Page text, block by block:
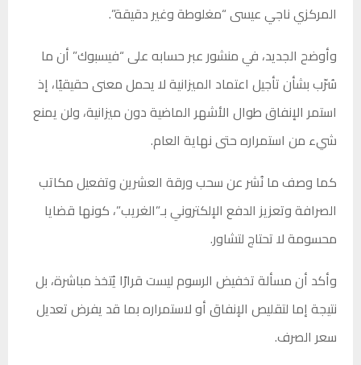
المركزي ناجي عيسى “مغلوطة وغير دقيقة”.
وأوضح الجديد، في منشور عبر حسابه على “فيسبوك” أن ما
سُرّب بشأن تأجيل اعتماد الميزانية لا يحمل معنى حقيقيًا، إذ
استمر الإنفاق طوال الأشهر الماضية دون ميزانية، ولن يمنع
شيء من استمراره حتى نهاية العام.
كما وصف ما نُشر عن سحب ورقة العشرين وتفعيل مكاتب
الصرافة وتعزيز الدفع الإلكتروني بـ”الغريب”، كونها قضايا
محسومة لا تحتاج لتشاور.
وأكد أن مسألة تخفيض الرسوم ليست قرارًا يُتخذ مباشرة، بل
نتيجة إما لتقليص الإنفاق أو لاستمراره بما قد يفرض تعديل
سعر الصرف.